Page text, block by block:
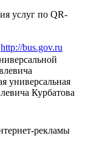
услуг по QR-
http://bus.gov.ru
универсальная
Курбатова
рекламы